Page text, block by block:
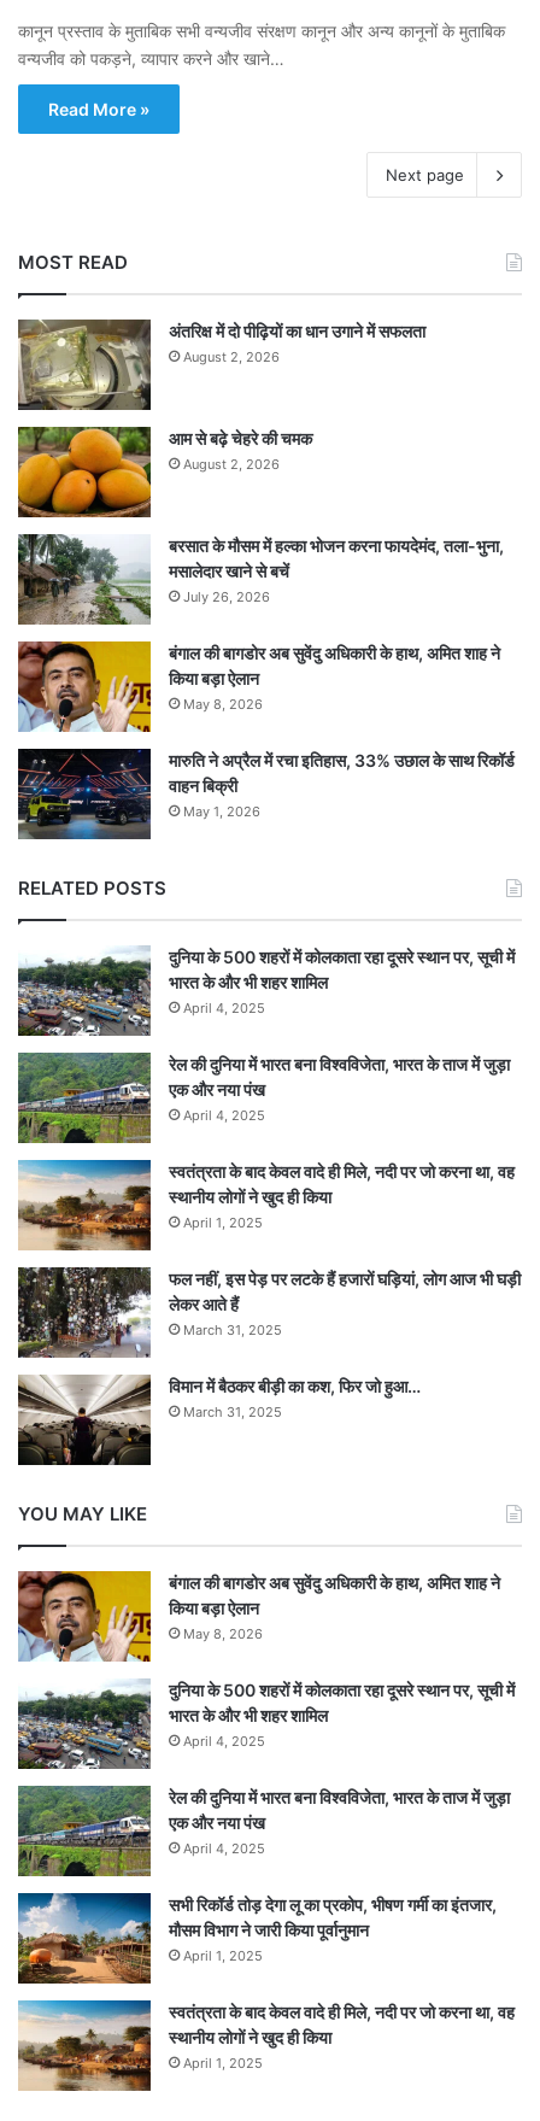
कानून प्रस्ताव के मुताबिक सभी वन्यजीव संरक्षण कानून और अन्य कानूनों के मुताबिक
वन्यजीव को पकड़ने, व्यापार करने और खाने…
Read More »
Next page
MOST READ
अंतरिक्ष में दो पीढ़ियों का धान उगाने में सफलता
August 2, 2026
आम से बढ़े चेहरे की चमक
August 2, 2026
बरसात के मौसम में हल्का भोजन करना फायदेमंद, तला-भुना,
मसालेदार खाने से बचें
July 26, 2026
बंगाल की बागडोर अब सुवेंदु अधिकारी के हाथ, अमित शाह ने
किया बड़ा ऐलान
May 8, 2026
मारुति ने अप्रैल में रचा इतिहास, 33% उछाल के साथ रिकॉर्ड
वाहन बिक्री
May 1, 2026
RELATED POSTS
दुनिया के 500 शहरों में कोलकाता रहा दूसरे स्थान पर, सूची में
भारत के और भी शहर शामिल
April 4, 2025
रेल की दुनिया में भारत बना विश्वविजेता, भारत के ताज में जुड़ा
एक और नया पंख
April 4, 2025
स्वतंत्रता के बाद केवल वादे ही मिले, नदी पर जो करना था, वह
स्थानीय लोगों ने खुद ही किया
April 1, 2025
फल नहीं, इस पेड़ पर लटके हैं हजारों घड़ियां, लोग आज भी घड़ी
लेकर आते हैं
March 31, 2025
विमान में बैठकर बीड़ी का कश, फिर जो हुआ…
March 31, 2025
YOU MAY LIKE
बंगाल की बागडोर अब सुवेंदु अधिकारी के हाथ, अमित शाह ने
किया बड़ा ऐलान
May 8, 2026
दुनिया के 500 शहरों में कोलकाता रहा दूसरे स्थान पर, सूची में
भारत के और भी शहर शामिल
April 4, 2025
रेल की दुनिया में भारत बना विश्वविजेता, भारत के ताज में जुड़ा
एक और नया पंख
April 4, 2025
सभी रिकॉर्ड तोड़ देगा लू का प्रकोप, भीषण गर्मी का इंतजार,
मौसम विभाग ने जारी किया पूर्वानुमान
April 1, 2025
स्वतंत्रता के बाद केवल वादे ही मिले, नदी पर जो करना था, वह
स्थानीय लोगों ने खुद ही किया
April 1, 2025